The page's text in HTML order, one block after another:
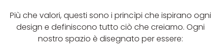
Più che valori, questi sono i princìpi che ispirano ogni
design e definiscono tutto ciò che creiamo. Ogni
nostro spazio è disegnato per essere: